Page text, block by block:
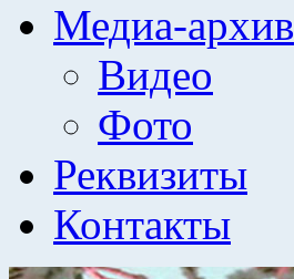
Медиа-архив
Видео
Фото
Реквизиты
Контакты